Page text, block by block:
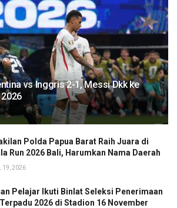
vs Inggris 2-1, Messi Dkk ke
Polda Papua Barat Raih Juara di
Run 2026 Bali, Harumkan Nama Daerah
19, 2026
Pelajar Ikuti Binlat Seleksi Penerimaan
2026 di Stadion 16 November